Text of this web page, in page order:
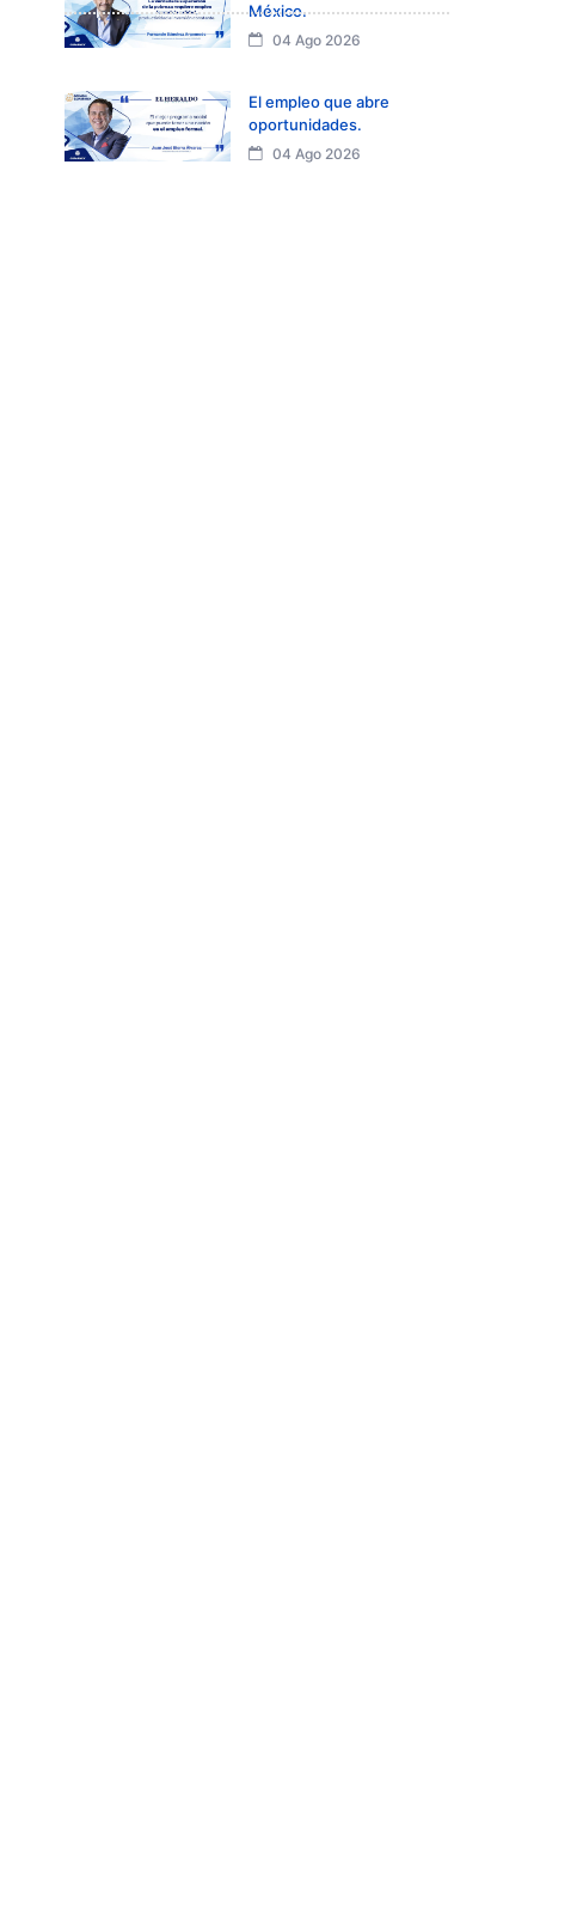
México.
04 Ago 2026
El empleo que abre
oportunidades.
04 Ago 2026